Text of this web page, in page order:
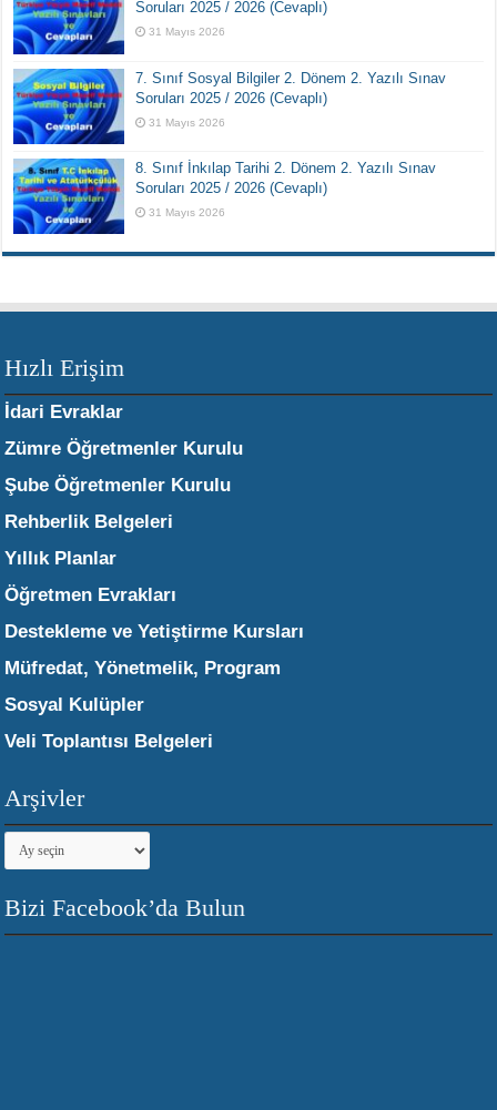
Soruları 2025 / 2026 (Cevaplı)
31 Mayıs 2026
7. Sınıf Sosyal Bilgiler 2. Dönem 2. Yazılı Sınav
Soruları 2025 / 2026 (Cevaplı)
31 Mayıs 2026
8. Sınıf İnkılap Tarihi 2. Dönem 2. Yazılı Sınav
Soruları 2025 / 2026 (Cevaplı)
31 Mayıs 2026
Hızlı Erişim
İdari Evraklar
Zümre Öğretmenler Kurulu
Şube Öğretmenler Kurulu
Rehberlik Belgeleri
Yıllık Planlar
Öğretmen Evrakları
Destekleme ve Yetiştirme Kursları
Müfredat, Yönetmelik, Program
Sosyal Kulüpler
Veli Toplantısı Belgeleri
Arşivler
Arşivler
Bizi Facebook’da Bulun